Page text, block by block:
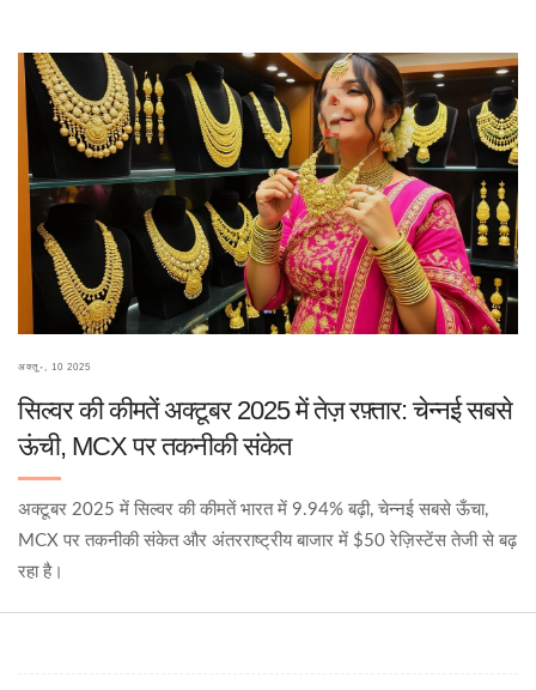
अक्तू॰, 10 2025
सिल्वर की कीमतें अक्टूबर 2025 में तेज़ रफ़्तार: चेन्नई सबसे
ऊंची, MCX पर तकनीकी संकेत
अक्टूबर 2025 में सिल्वर की कीमतें भारत में 9.94% बढ़ी, चेन्नई सबसे ऊँचा,
MCX पर तकनीकी संकेत और अंतरराष्ट्रीय बाजार में $50 रेज़िस्टेंस तेजी से बढ़
रहा है।